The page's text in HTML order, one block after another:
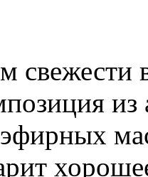
свежести
из